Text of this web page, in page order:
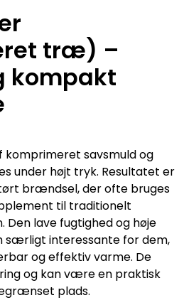
træ) –
kompakt
savsmuld og
under højt tryk. Resultatet er
brændsel, der ofte bruges
til traditionelt
lave fugtighed og høje
interessante for dem,
og effektiv varme. De
og kan være en praktisk
plads.